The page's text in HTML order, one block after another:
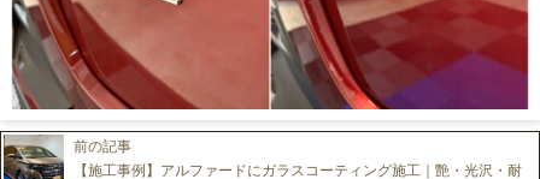
前の記事
【施工事例】アルファードにガラスコーティング施工｜艶・光沢・耐